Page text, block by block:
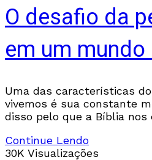
O desafio da
em um
Uma das características
vivemos é sua constante
disso pelo que a Bíblia
Continue Lendo
30K Visualizações